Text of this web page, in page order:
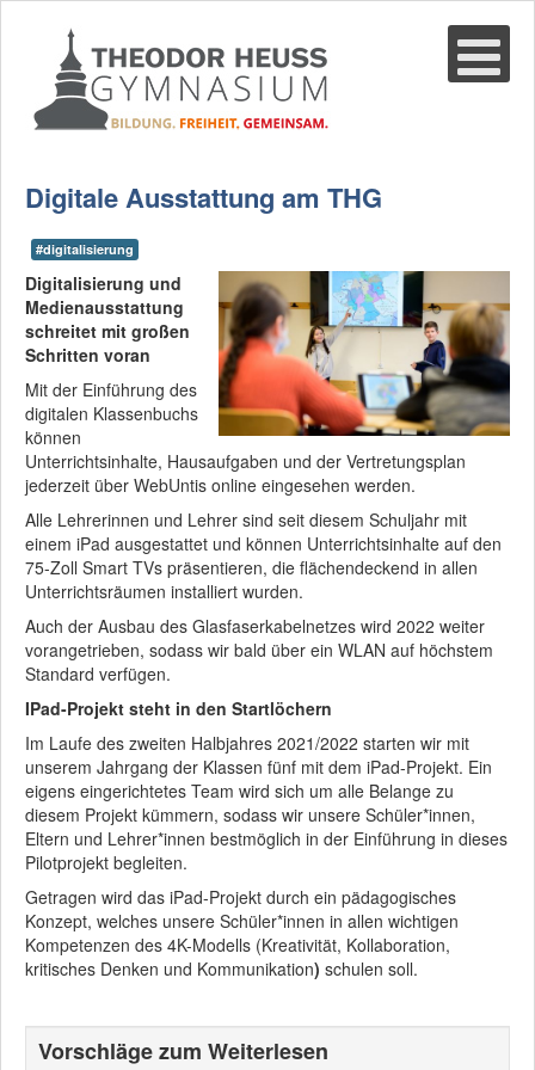
Digitale Ausstattung am THG
#digitalisierung
Digitalisierung und
Medienausstattung
schreitet mit großen
Schritten voran
Mit der Einführung des
digitalen Klassenbuchs
können
Unterrichtsinhalte, Hausaufgaben und der Vertretungsplan
jederzeit über WebUntis online eingesehen werden.
Alle Lehrerinnen und Lehrer sind seit diesem Schuljahr mit
einem iPad ausgestattet und können Unterrichtsinhalte auf den
75-Zoll Smart TVs präsentieren, die flächendeckend in allen
Unterrichtsräumen installiert wurden.
Auch der Ausbau des Glasfaserkabelnetzes wird 2022 weiter
vorangetrieben, sodass wir bald über ein WLAN auf höchstem
Standard verfügen.
IPad-Projekt steht in den Startlöchern
Im Laufe des zweiten Halbjahres 2021/2022 starten wir mit
unserem Jahrgang der Klassen fünf mit dem iPad-Projekt. Ein
eigens eingerichtetes Team wird sich um alle Belange zu
diesem Projekt kümmern, sodass wir unsere Schüler*innen,
Eltern und Lehrer*innen bestmöglich in der Einführung in dieses
Pilotprojekt begleiten.
Getragen wird das iPad-Projekt durch ein pädagogisches
Konzept, welches unsere Schüler*innen in allen wichtigen
Kompetenzen des 4K-Modells (Kreativität, Kollaboration,
kritisches Denken und Kommunikation) schulen soll.
Vorschläge zum Weiterlesen